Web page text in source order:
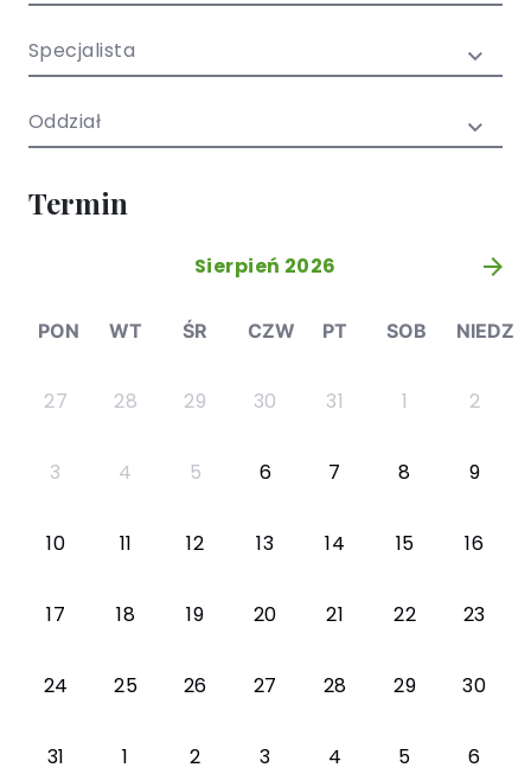
młodzieży
Specjalista
Oddział
Termin
Sierpień 2026 »
PON WT ŚR CZW PT SOB NIEDZ
27 28 29 30 31 1 2
3 4 5 6 7 8 9
10 11 12 13 14 15 16
17 18 19 20 21 22 23
24 25 26 27 28 29 30
31 1 2 3 4 5 6